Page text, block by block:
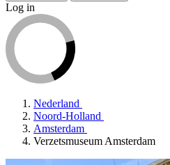
Log in
Nederland
Noord-Holland
Amsterdam
Verzetsmuseum Amsterdam